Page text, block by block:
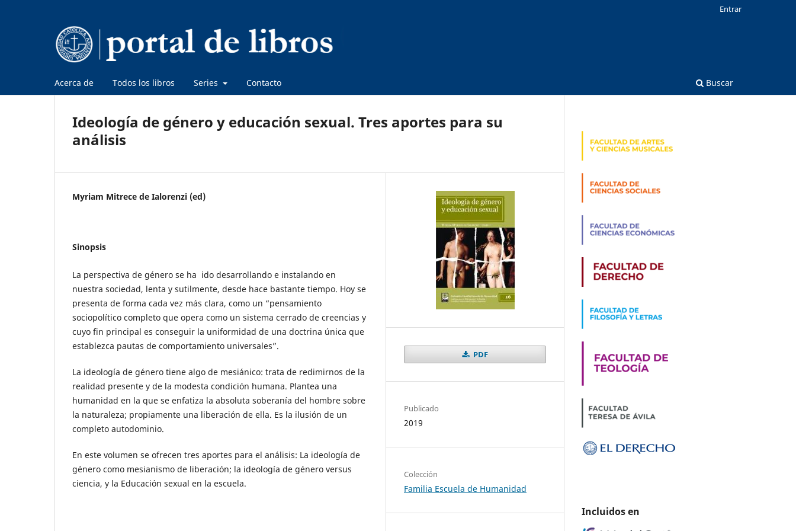
Acerca de Todos los libros Series Contacto Buscar
Entrar
Ideología de género y educación sexual. Tres aportes para su
análisis
Myriam Mitrece de Ialorenzi (ed)
Sinopsis
La perspectiva de género se ha ido desarrollando e instalando en
nuestra sociedad, lenta y sutilmente, desde hace bastante tiempo. Hoy se
presenta de forma cada vez más clara, como un “pensamiento
sociopolítico completo que opera como un sistema cerrado de creencias y
cuyo fin principal es conseguir la uniformidad de una doctrina única que
establezca pautas de comportamiento universales”.
La ideología de género tiene algo de mesiánico: trata de redimirnos de la
realidad presente y de la modesta condición humana. Plantea una
humanidad en la que se enfatiza la absoluta soberanía del hombre sobre
la naturaleza; propiamente una liberación de ella. Es la ilusión de un
completo autodominio.
En este volumen se ofrecen tres aportes para el análisis: La ideología de
género como mesianismo de liberación; la ideología de género versus
ciencia, y la Educación sexual en la escuela.
PDF
Publicado
2019
Colección
Familia Escuela de Humanidad
Incluidos en